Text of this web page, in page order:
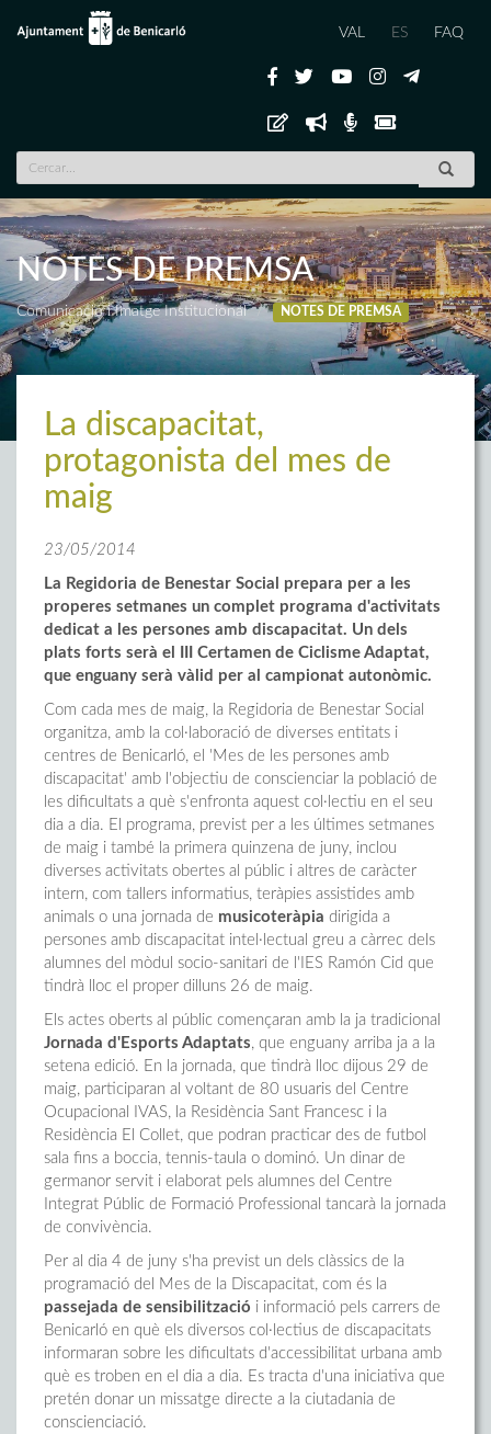
VAL ES FAQ
NOTES DE PREMSA
Comunicació i Imatge Institucional NOTES DE PREMSA
La discapacitat,
protagonista del mes de
maig
23/05/2014
La Regidoria de Benestar Social prepara per a les
properes setmanes un complet programa d'activitats
dedicat a les persones amb discapacitat. Un dels
plats forts serà el III Certamen de Ciclisme Adaptat,
que enguany serà vàlid per al campionat autonòmic.
Com cada mes de maig, la Regidoria de Benestar Social
organitza, amb la col·laboració de diverses entitats i
centres de Benicarló, el 'Mes de les persones amb
discapacitat' amb l'objectiu de conscienciar la població de
les dificultats a què s'enfronta aquest col·lectiu en el seu
dia a dia. El programa, previst per a les últimes setmanes
de maig i també la primera quinzena de juny, inclou
diverses activitats obertes al públic i altres de caràcter
intern, com tallers informatius, teràpies assistides amb
animals o una jornada de musicoteràpia dirigida a
persones amb discapacitat intel·lectual greu a càrrec dels
alumnes del mòdul socio-sanitari de l'IES Ramón Cid que
tindrà lloc el proper dilluns 26 de maig.
Els actes oberts al públic començaran amb la ja tradicional
Jornada d'Esports Adaptats, que enguany arriba ja a la
setena edició. En la jornada, que tindrà lloc dijous 29 de
maig, participaran al voltant de 80 usuaris del Centre
Ocupacional IVAS, la Residència Sant Francesc i la
Residència El Collet, que podran practicar des de futbol
sala fins a boccia, tennis-taula o dominó. Un dinar de
germanor servit i elaborat pels alumnes del Centre
Integrat Públic de Formació Professional tancarà la jornada
de convivència.
Per al dia 4 de juny s'ha previst un dels clàssics de la
programació del Mes de la Discapacitat, com és la
passejada de sensibilització i informació pels carrers de
Benicarló en què els diversos col·lectius de discapacitats
informaran sobre les dificultats d'accessibilitat urbana amb
què es troben en el dia a dia. Es tracta d'una iniciativa que
pretén donar un missatge directe a la ciutadania de
conscienciació.